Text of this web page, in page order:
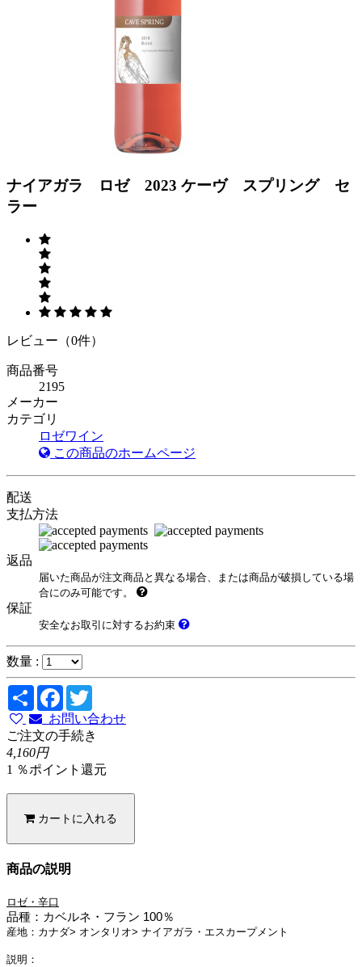
ナイアガラ ロゼ 2023 ケーヴ スプリング セ
ラー
レビュー（0件）
商品番号
2195
メーカー
カテゴリ
ロゼワイン
この商品のホームページ
配送
支払方法
返品
届いた商品が注文商品と異なる場合、または商品が破損している場
合にのみ可能です。
保証
安全なお取引に対するお約束
数量 :
Share Facebook
お問い合わせ
ご注文の手続き
4,160円
1 ％ポイント還元
カートに入れる
商品の説明
ロゼ・辛口
品種： カベルネ・フラン 100％
産地 ： カナダ> オンタリオ> ナイアガラ・エスカープメント
説明 ：